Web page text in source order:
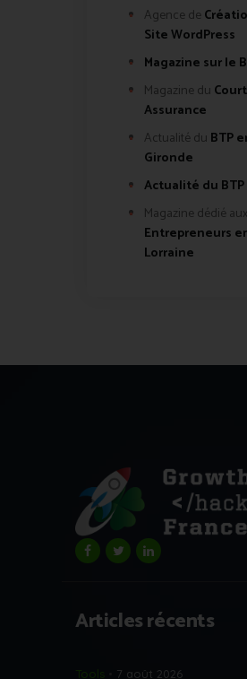
Agence de
Site WordPress
Magazine sur le
Magazine du
Assurance
Actualité du BTP
Gironde
Actualité du BTP
Magazine dédié aux
Entrepreneurs
Lorraine
Articles récents
Tools 7 août 2026